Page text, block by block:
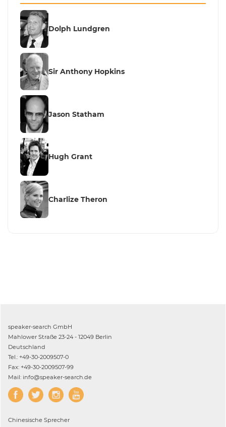
Dolph Lundgren
Sir Anthony Hopkins
Jason Statham
Hugh Grant
Charlize Theron
speaker-search GmbH
Mahlower Straße 23-24 - 12049 Berlin
Deutschland
Tel.: +49-30-2009507-0
Fax: +49-30-2009507-99
Mail: info@speaker-search.de
Chinesische Sprecher